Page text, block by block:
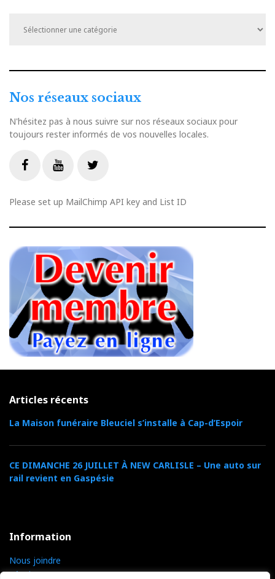
Nos réseaux sociaux
N'hésitez pas à nous suivre sur nos réseaux sociaux pour
toujours rester informés de vos nouvelles locales.
Please set up MailChimp API key and List ID
Articles récents
La Maison funéraire Bleuciel s’installe à Cap-d’Espoir
CE DIMANCHE 26 JUILLET À NEW CARLISLE – Une auto sur
rail revient en Gaspésie
Information
Nous joindre
L’équipe TVCGR